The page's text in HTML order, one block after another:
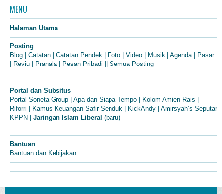
MENU
Halaman Utama
Posting
Blog
Catatan Catatan Pendek Foto Video Musik Agenda|
Pasar
Reviu Pranala| Pesan Pribadi Semua Posting
Portal dan Subsitus
Portal Soneta Group
Apa dan Siapa Tempo Kolom Amien Rais
Riforri
Kamus Keuangan Safir Senduk KickAndy
Amirsyah’s Seputar
KPPN
Jaringan Islam Liberal (baru)
Bantuan
Bantuan dan Kebijakan